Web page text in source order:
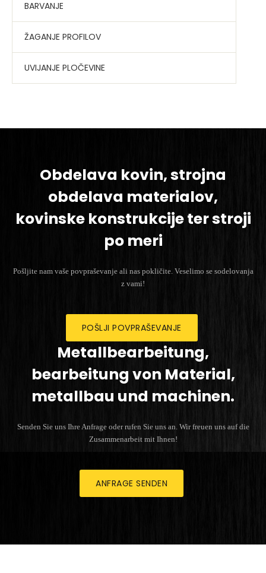
BARVANJE
ŽAGANJE PROFILOV
UVIJANJE PLOČEVINE
Obdelava kovin, strojna
obdelava materialov,
kovinske konstrukcije ter stroji
po meri
Pošljite nam vaše povpraševanje ali nas pokličite. Veselimo se sodelovanja
z vami!
POŠLJI POVPRAŠEVANJE
Metallbearbeitung,
bearbeitung von Material,
metallbau und machinen.
Senden Sie uns Ihre Anfrage oder rufen Sie uns an. Wir freuen uns auf die
Zusammenarbeit mit Ihnen!
ANFRAGE SENDEN